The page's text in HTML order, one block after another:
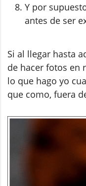
Y por
antes de ser
Si al llegar hasta
de hacer fotos en
lo que hago yo
que como, fuera